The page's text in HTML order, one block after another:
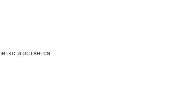
и остается